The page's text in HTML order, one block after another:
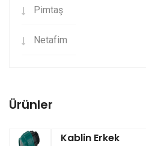
Pimtaş
Netafim
Ürünler
Kablin Erkek